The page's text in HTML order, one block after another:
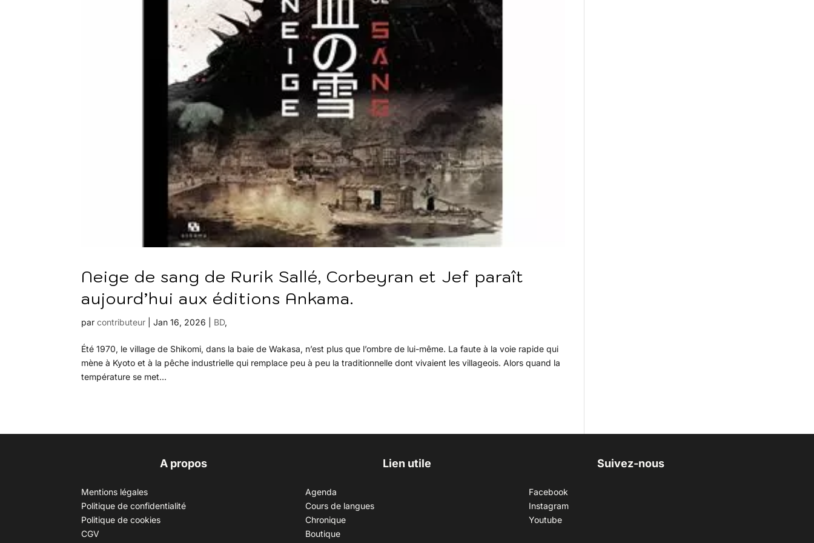
Neige de sang de Rurik Sallé, Corbeyran et Jef paraît
aujourd’hui aux éditions Ankama.
parcontributeur |Jan 16, 2026 BD,
Été 1970, le village de Shikomi, dans la baie de Wakasa, n’est plus que l’ombre de lui-même. La faute à la voie rapide qui
mène à Kyoto et à la pêche industrielle qui remplace peu à peu la traditionnelle dont vivaient les villageois. Alors quand la
température se met...
A propos
Mentions légales
Politique de confidentialité
Politique de cookies
CGV
Lien utile
Agenda
Cours de langues
Chronique
Boutique
Suivez-nous
Facebook
Instagram
Youtube